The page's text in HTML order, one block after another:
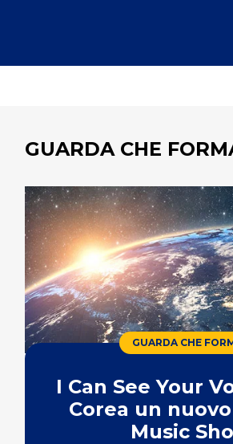
GUARDA CHE
GUARDA CHE
I Can See Your
Corea un
Music